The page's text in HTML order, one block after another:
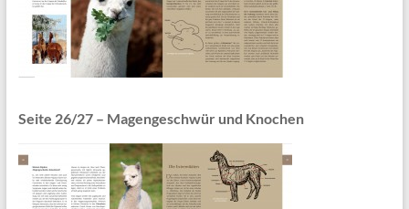
Seite 26/27 – Magengeschwür und Knochen